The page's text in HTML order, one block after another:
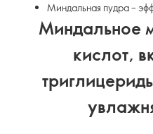
Миндальная пудра –
Миндальное
кислот,